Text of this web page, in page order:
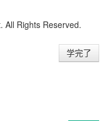
学完了